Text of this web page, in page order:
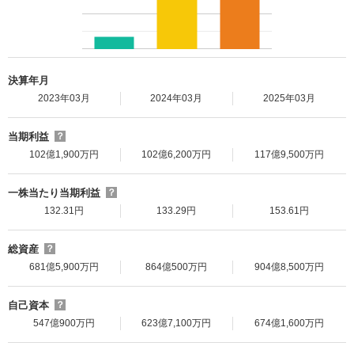
決算年月
2023年03月 2024年03月 2025年03月
当期利益
？
102億1,900万円
102億6,200万円 117億9,500万円
一株当たり当期利益
？
132.31円
133.29円 153.61円
総資産
？
681億5,900万円
864億500万円 904億8,500万円
自己資本
？
547億900万円
623億7,100万円 674億1,600万円